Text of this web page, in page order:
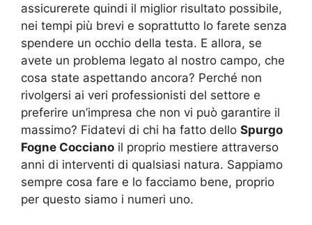
assicurerete quindi il miglior risultato possibile,
nei tempi più brevi e soprattutto lo farete senza
spendere un occhio della testa. E allora, se
avete un problema legato al nostro campo, che
cosa state aspettando ancora? Perché non
rivolgersi ai veri professionisti del settore e
preferire un’impresa che non vi può garantire il
massimo? Fidatevi di chi ha fatto dello Spurgo
Fogne Cocciano il proprio mestiere attraverso
anni di interventi di qualsiasi natura. Sappiamo
sempre cosa fare e lo facciamo bene, proprio
per questo siamo i numeri uno.